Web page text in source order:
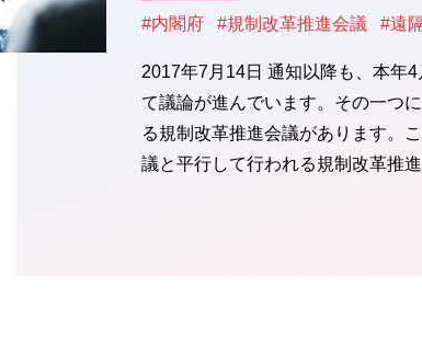
#内閣府 #規制改革推進会議 #遠
2017年7月14日 通知以降も、本年
て議論が進んでいます。その一つ
る規制改革推進会議があります。
議と平行して行われる規制改革推